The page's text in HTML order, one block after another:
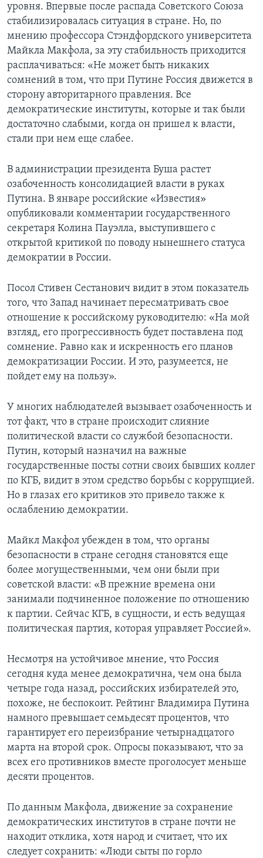
уровня. Впервые после распада Советского Союза
стабилизировалась ситуация в стране. Но, по
мнению профессора Стэндфордского университета
Майкла Макфола, за эту стабильность приходится
расплачиваться: «Не может быть никаких
сомнений в том, что при Путине Россия движется в
сторону авторитарного правления. Все
демократические институты, которые и так были
достаточно слабыми, когда он пришел к власти,
стали при нем еще слабее.
В администрации президента Буша растет
озабоченность консолидацией власти в руках
Путина. В январе российские «Известия»
опубликовали комментарии государственного
секретаря Колина Пауэлла, выступившего с
открытой критикой по поводу нынешнего статуса
демократии в России.
Посол Стивен Сестанович видит в этом показатель
того, что Запад начинает пересматривать свое
отношение к российскому руководителю: «На мой
взгляд, его прогрессивность будет поставлена под
сомнение. Равно как и искренность его планов
демократизации России. И это, разумеется, не
пойдет ему на пользу».
У многих наблюдателей вызывает озабоченность и
тот факт, что в стране происходит слияние
политической власти со службой безопасности.
Путин, который назначил на важные
государственные посты сотни своих бывших коллег
по КГБ, видит в этом средство борьбы с коррупцией.
Но в глазах его критиков это привело также к
ослаблению демократии.
Майкл Макфол убежден в том, что органы
безопасности в стране сегодня становятся еще
более могущественными, чем они были при
советской власти: «В прежние времена они
занимали подчиненное положение по отношению
к партии. Сейчас КГБ, в сущности, и есть ведущая
политическая партия, которая управляет Россией».
Несмотря на устойчивое мнение, что Россия
сегодня куда менее демократична, чем она была
четыре года назад, российских избирателей это,
похоже, не беспокоит. Рейтинг Владимира Путина
намного превышает семьдесят процентов, что
гарантирует его переизбрание четырнадцатого
марта на второй срок. Опросы показывают, что за
всех его противников вместе проголосует меньше
десяти процентов.
По данным Макфола, движение за сохранение
демократических институтов в стране почти не
находит отклика, хотя народ и считает, что их
следует сохранить: «Люди сыты по горло